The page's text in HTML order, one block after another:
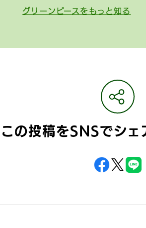
グリーンピースをもっと知る
この投稿をSNSでシェ